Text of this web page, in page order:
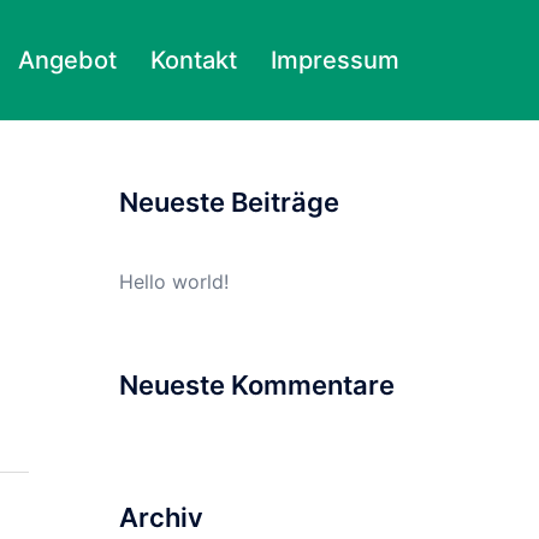
Angebot Kontakt Impressum
Suchen
Neueste Beiträge
Hello world!
Neueste Kommentare
Archiv